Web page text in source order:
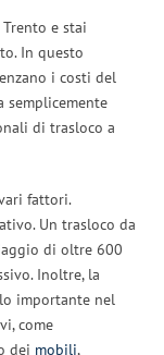
Trento e stai
In questo
i costi del
semplicemente
di trasloco a
fattori.
Un trasloco da
di oltre 600
Inoltre, la
importante nel
come
dei mobili,